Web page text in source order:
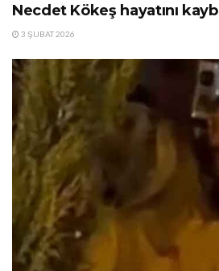
Necdet Kökeş hayatını
3 ŞUBAT 2026